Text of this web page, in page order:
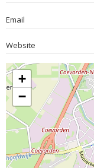
Email
Website
+
−